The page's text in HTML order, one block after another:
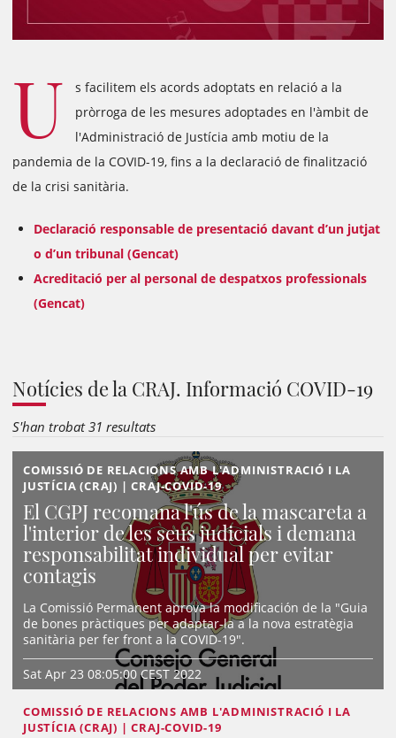
U
s facilitem els acords adoptats en relació a la
pròrroga de les mesures adoptades en l'àmbit de
l'Administració de Justícia amb motiu de la
pandemia de la COVID-19, fins a la declaració de finalització
de la crisi sanitària.
Declaració responsable de presentació davant d’un jutjat
o d’un tribunal (Gencat)
Acreditació per al personal de despatxos professionals
(Gencat)
Notícies de la CRAJ. Informació COVID-19
S'han trobat 31 resultats
COMISSIÓ DE RELACIONS AMB L'ADMINISTRACIÓ I LA
JUSTÍCIA (CRAJ) | CRAJ-COVID-19
El CGPJ recomana l'ús de la mascareta a
l'interior de les seus judicials i demana
responsabilitat individual per evitar
contagis
La Comissió Permanent aprova la modificación de la "Guia
de bones pràctiques per adaptar-la a la nova estratègia
sanitària per fer front a la COVID-19".
Sat Apr 23 08:05:00 CEST 2022
COMISSIÓ DE RELACIONS AMB L'ADMINISTRACIÓ I LA
JUSTÍCIA (CRAJ) | CRAJ-COVID-19